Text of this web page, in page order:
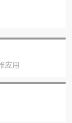
应用